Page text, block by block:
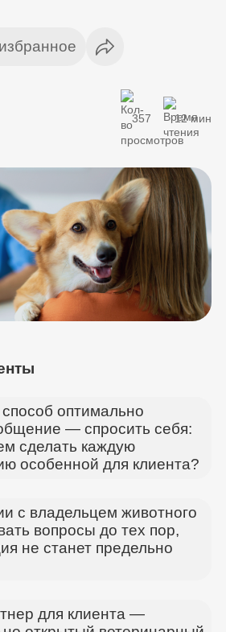
357 12 мин
оптимально
— спросить себя:
сделать каждую
особенной для клиента?
с владельцем животного
вопросы до тех пор,
не станет предельно
для клиента —